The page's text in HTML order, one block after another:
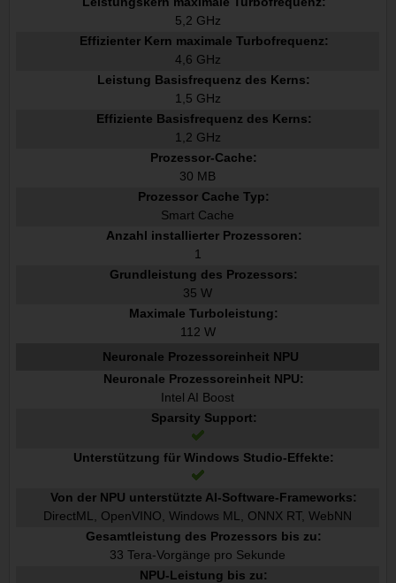
5,2 GHz
Effizienter Kern maximale Turbofrequenz:
4,6 GHz
Leistung Basisfrequenz des Kerns:
1,5 GHz
Effiziente Basisfrequenz des Kerns:
1,2 GHz
Prozessor-Cache:
30 MB
Prozessor Cache Typ:
Smart Cache
Anzahl installierter Prozessoren:
1
Grundleistung des Prozessors:
35 W
Maximale Turboleistung:
112 W
Neuronale Prozessoreinheit NPU
Neuronale Prozessoreinheit NPU:
Intel AI Boost
Sparsity Support:
Unterstützung für Windows Studio-Effekte:
Von der NPU unterstützte AI-Software-Frameworks:
DirectML, OpenVINO, Windows ML, ONNX RT, WebNN
Gesamtleistung des Prozessors bis zu:
33 Tera-Vorgänge pro Sekunde
NPU-Leistung bis zu: